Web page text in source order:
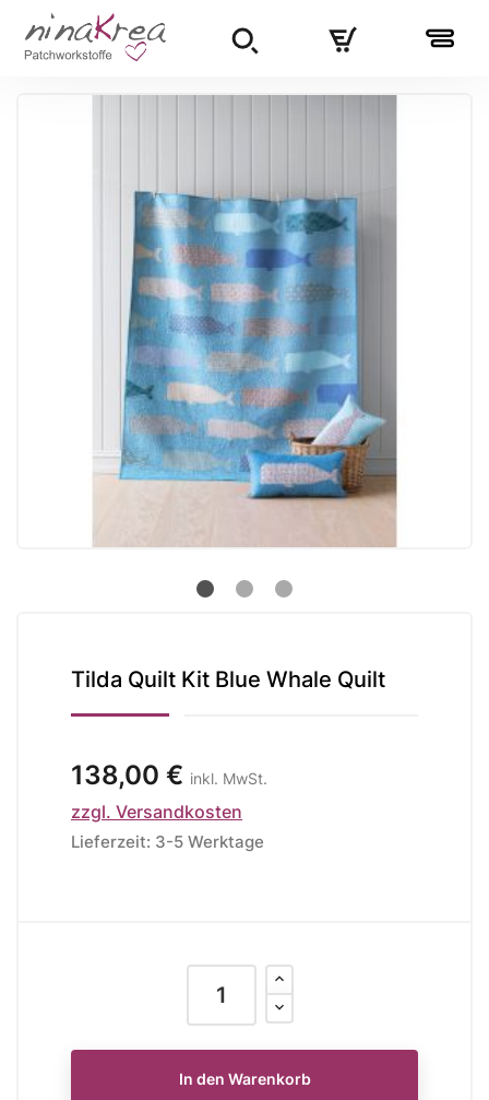
Tilda Quilt Kit Blue Whale Quilt
138,00 € inkl. MwSt.
zzgl. Versandkosten
Lieferzeit: 3-5 Werktage
In den Warenkorb